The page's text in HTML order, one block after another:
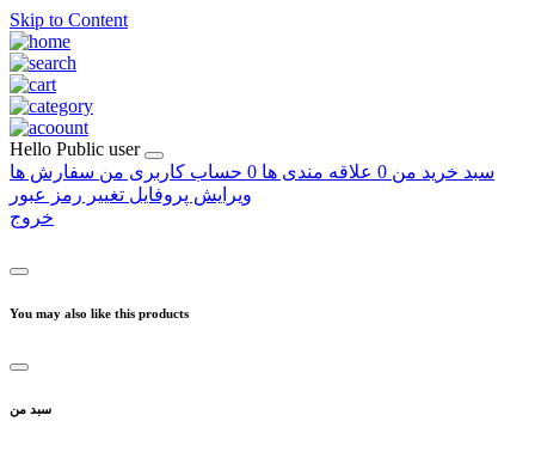
Skip to Content
Hello Public user
سبد خرید من 0 علاقه مندی ها 0 حساب کاربری من سفارش ها
ویرایش پروفایل تغییر رمز عبور
خروج
You may also like this products
سبد من